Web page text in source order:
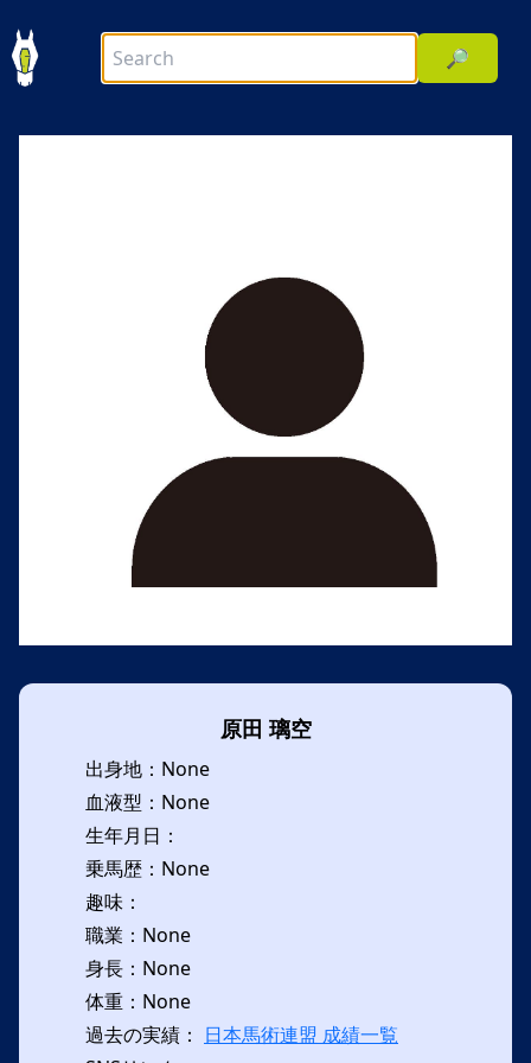
🔎
原田 璃空
出身地：None
血液型：None
生年月日：
乗馬歴：None
趣味：
職業：None
身長：None
体重：None
過去の実績： 日本馬術連盟 成績一覧